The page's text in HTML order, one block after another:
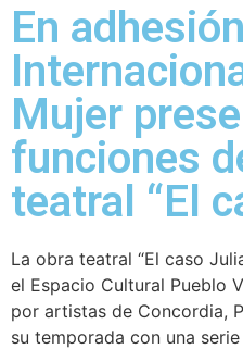
En
Mujer
funciones
teatral “El
La obra teatral “El caso
el Espacio Cultural Pueblo
por artistas de Concordia,
su temporada con una